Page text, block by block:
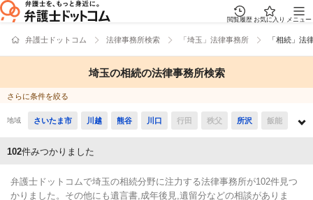
閲覧履歴 お気に入り メニュー
弁護士ドットコム 法律事務所検索 「埼玉」法律事務所 「相続」法
埼玉の相続の法律事務所検索
さらに条件を絞る
地域 さいたま市 川越 熊谷 川口 行田 秩父 所沢 飯能
新座 桶川 久喜 北本 八潮 富士見 三郷 蓮田
弁護士ドットコムで埼玉の相続分野に注力する法律事務所が102件見つ
かりました。その他にも遺言書,成年後見,遺留分などの相談がありま
102件みつかりました